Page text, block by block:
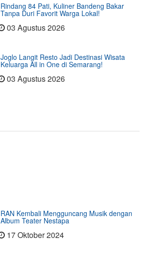
Rindang 84 Pati, Kuliner Bandeng Bakar
Tanpa Duri Favorit Warga Lokal!
03 Agustus 2026
Joglo Langit Resto Jadi Destinasi Wisata
Keluarga All in One di Semarang!
03 Agustus 2026
RAN Kembali Mengguncang Musik dengan
Album Teater Nestapa
17 Oktober 2024